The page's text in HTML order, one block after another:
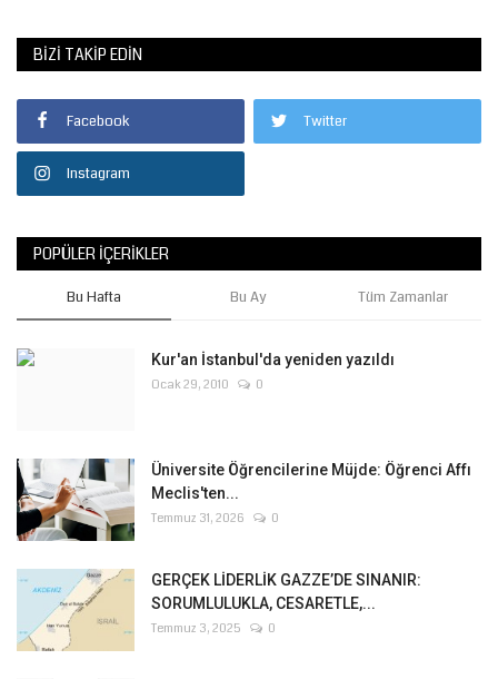
BIZI TAKIP EDIN
Facebook Twitter
Instagram
POPÜLER İÇERIKLER
Bu Hafta Bu Ay Tüm Zamanlar
Kur'an İstanbul'da yeniden yazıldı
Ocak 29, 2010 0
Üniversite Öğrencilerine Müjde: Öğrenci Affı
Meclis'ten...
Temmuz 31, 2026 0
GERÇEK LİDERLİK GAZZE’DE SINANIR:
SORUMLULUKLA, CESARETLE,...
Temmuz 3, 2025 0